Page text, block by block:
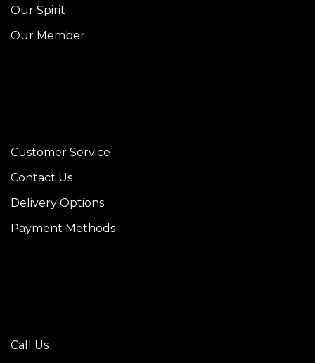
Our Spirit
Our Member
Customer Service
Contact Us
Delivery Options
Payment Methods
Call Us